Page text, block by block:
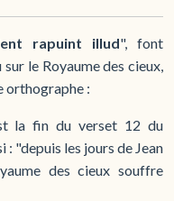
rapuint illud", font
le Royaume des cieux,
orthographe :
la fin du verset 12 du
"depuis les jours de Jean
des cieux souffre